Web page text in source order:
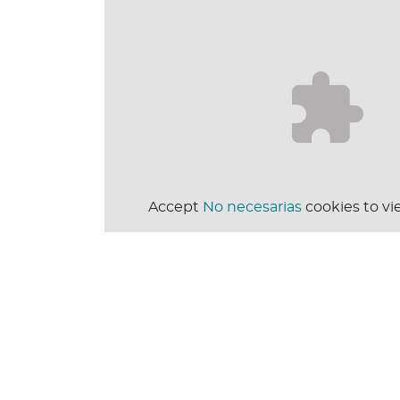
Accept No necesariascookies to